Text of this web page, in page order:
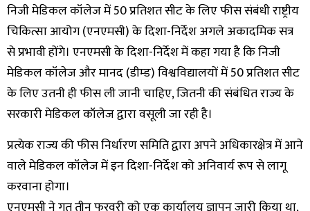
निजी मेडिकल कॉलेज में 50 प्रतिशत सीट के लिए फीस संबंधी राष्ट्रीय
चिकित्सा आयोग (एनएमसी) के दिशा-निर्देश अगले अकादमिक सत्र
से प्रभावी होंगे। एनएमसी के दिशा-निर्देश में कहा गया है कि निजी
मेडिकल कॉलेज और मानद (डीम्ड) विश्वविद्यालयों में 50 प्रतिशत सीट
के लिए उतनी ही फीस ली जानी चाहिए, जितनी की संबंधित राज्य के
सरकारी मेडिकल कॉलेज द्वारा वसूली जा रही है।
प्रत्येक राज्य की फीस निर्धारण समिति द्वारा अपने अधिकारक्षेत्र में आने
वाले मेडिकल कॉलेज में इन दिशा-निर्देश को अनिवार्य रूप से लागू
करवाना होगा।